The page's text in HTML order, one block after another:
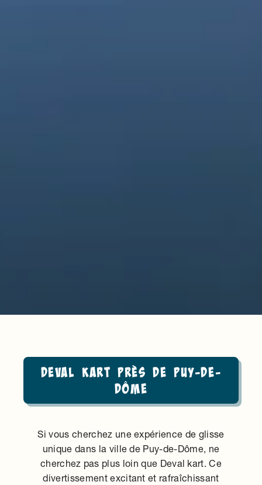
Deval kart près de Puy-de-
Dôme
Si vous cherchez une expérience de glisse
unique dans la ville de Puy-de-Dôme, ne
cherchez pas plus loin que Deval kart. Ce
divertissement excitant et rafraîchissant